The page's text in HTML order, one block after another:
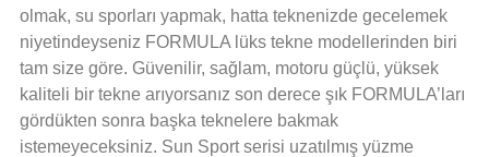
olmak, su sporları yapmak, hatta teknenizde gecelemek
niyetindeyseniz FORMULA lüks tekne modellerinden biri
tam size göre. Güvenilir, sağlam, motoru güçlü, yüksek
kaliteli bir tekne arıyorsanız son derece şık FORMULA’ları
gördükten sonra başka teknelere bakmak
istemeyeceksiniz. Sun Sport serisi uzatılmış yüzme